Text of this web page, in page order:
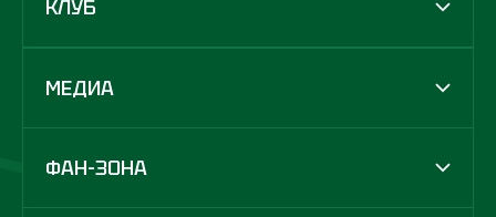
КЛУБ
МЕДИА
ФАН-ЗОНА